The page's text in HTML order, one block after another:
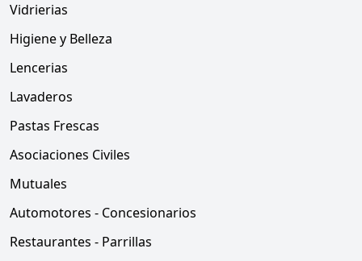
Vidrierias
Higiene y Belleza
Lencerias
Lavaderos
Pastas Frescas
Asociaciones Civiles
Mutuales
Automotores - Concesionarios
Restaurantes - Parrillas